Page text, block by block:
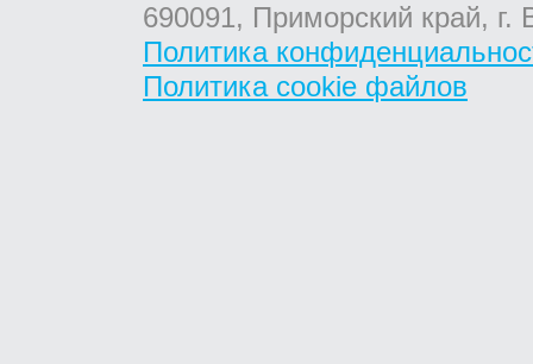
690091, Приморский край,
Политика
Политика cookie файлов